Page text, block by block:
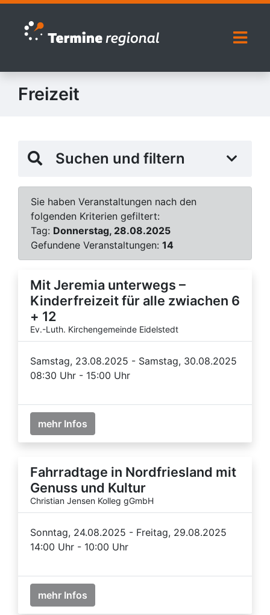
Zur Navigation springen
Zum Inhalt springen
Freizeit
Suchen und filtern
Sie haben Veranstaltungen nach den
folgenden Kriterien gefiltert:
Tag: Donnerstag, 28.08.2025
Gefundene Veranstaltungen: 14
Mit Jeremia unterwegs –
Kinderfreizeit für alle zwiachen 6
+ 12
Ev.-Luth. Kirchengemeinde Eidelstedt
Samstag, 23.08.2025 - Samstag, 30.08.2025
08:30 Uhr - 15:00 Uhr
mehr Infos
Fahrradtage in Nordfriesland mit
Genuss und Kultur
Christian Jensen Kolleg gGmbH
Sonntag, 24.08.2025 - Freitag, 29.08.2025
14:00 Uhr - 10:00 Uhr
mehr Infos